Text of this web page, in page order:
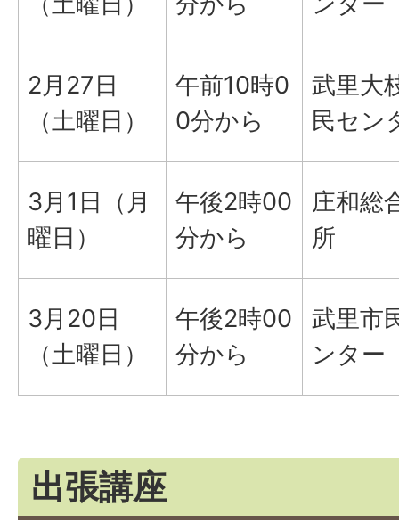
2月27日
（土曜日）
午前10時0
0分から
武里大
民セン
3月1日（月
曜日）
午後2時00
分から
庄和総
所
3月20日
（土曜日）
午後2時00
分から
武里市
ンター
出張講座